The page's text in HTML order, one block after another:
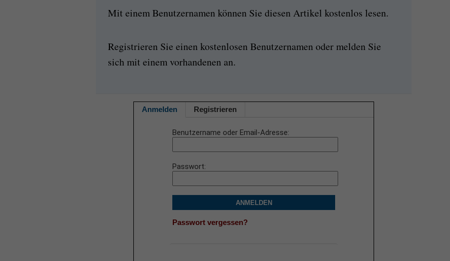
Mit einem Benutzernamen können Sie diesen Artikel kostenlos lesen.
Registrieren Sie einen kostenlosen Benutzernamen oder melden Sie
sich mit einem vorhandenen an.
Anmelden Registrieren
Benutzername oder Email-Adresse
Passwort
ANMELDEN
Passwort vergessen?